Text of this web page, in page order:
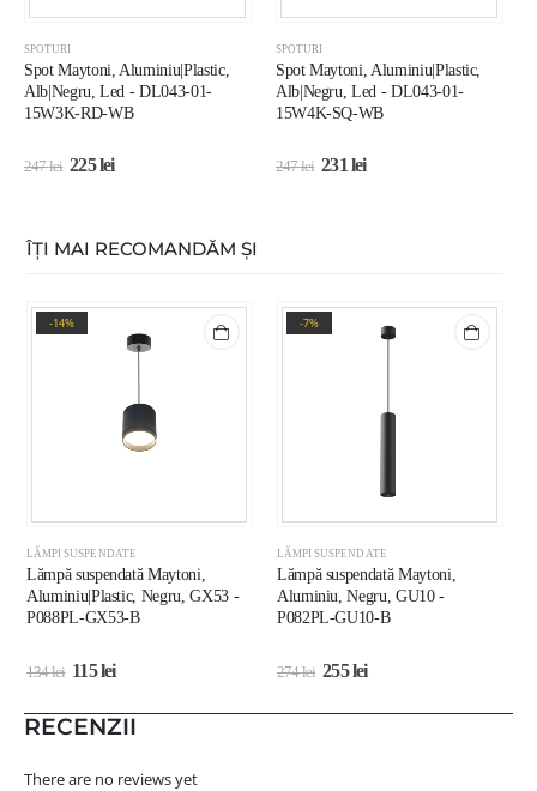
SPOTURI
Spot Maytoni, Aluminiu|Plastic,
Alb|Negru, Led - DL043-01-
15W3K-RD-WB
247lei 225lei
SPOTURI
Spot Maytoni, Aluminiu|Plastic,
Alb|Negru, Led - DL043-01-
15W4K-SQ-WB
247lei 231lei
ÎȚI MAI RECOMANDĂM ȘI
-14%
LĂMPI SUSPENDATE
Lămpă suspendată Maytoni,
Aluminiu|Plastic, Negru, GX53 -
P088PL-GX53-B
134lei 115lei
-7%
LĂMPI SUSPENDATE
Lămpă suspendată Maytoni,
Aluminiu, Negru, GU10 -
P082PL-GU10-B
274lei 255lei
RECENZII
There are no reviews yet